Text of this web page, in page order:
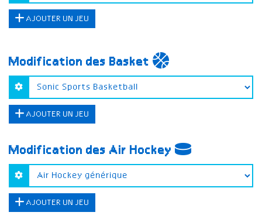
AJOUTER UN JEU
Modification des Basket
AJOUTER UN JEU
Modification des Air Hockey
AJOUTER UN JEU